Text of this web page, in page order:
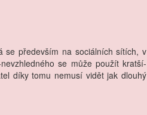
se především na sociálních sítích, v
se může použít kratší-
díky tomu nemusí vidět jak dlouhý